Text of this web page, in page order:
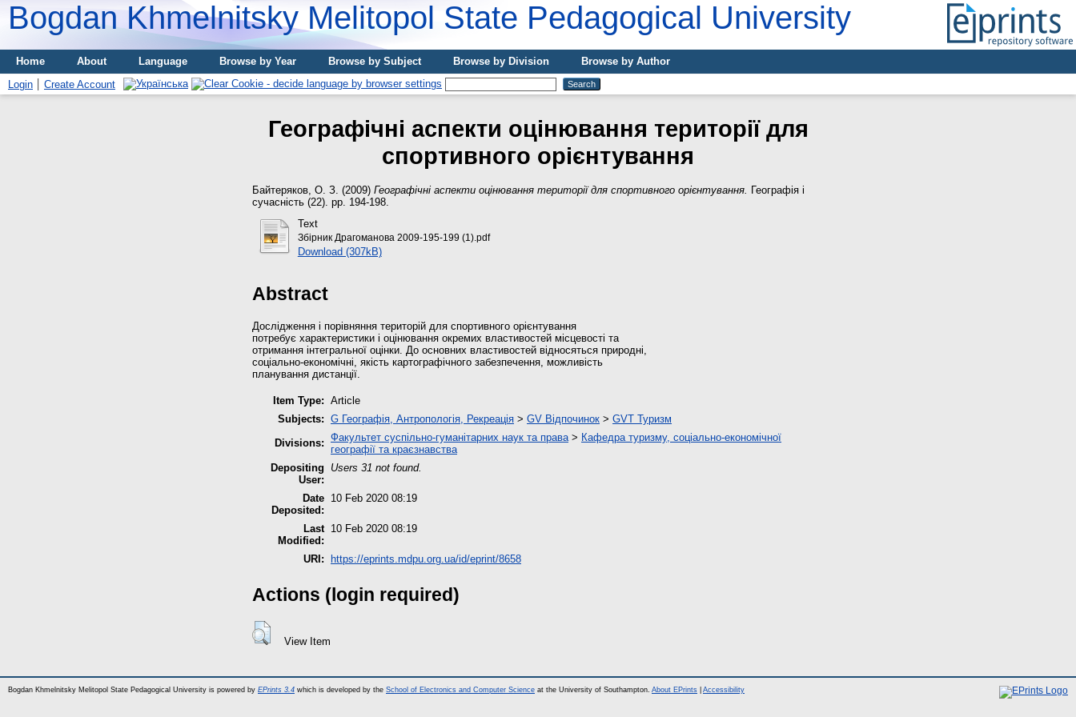
Bogdan Khmelnitsky Melitopol State Pedagogical University
Home About Language Browse by Year Browse by Subject Browse by Division
Browse by Author
Login
Create Account
Географічні аспекти оцінювання території для
спортивного орієнтування
Байтеряков, О. З. (2009) Географічні аспекти оцінювання території для спортивного орієнтування. Географія і
сучасність (22). pp. 194-198.
Text
Збірник Драгоманова 2009-195-199 (1).pdf
Download (307kB)
Abstract
Дослідження і порівняння територій для спортивного орієнтування
потребує характеристики і оцінювання окремих властивостей місцевості та
отримання інтегральної оцінки. До основних властивостей відносяться природні,
соціально-економічні, якість картографічного забезпечення, можливість
планування дистанції.
Item Type: Article
Subjects: G Географія, Антропологія, Рекреація > GV Відпочинок > GVT Туризм
Divisions: Факультет суспільно-гуманітарних наук та права> Кафедра туризму, соціально-економічної
географії та краєзнавства
Depositing
User:
Users 31 not found.
Date
Deposited:
10 Feb 2020 08:19
Last
Modified:
10 Feb 2020 08:19
URI: https://eprints.mdpu.org.ua/id/eprint/8658
Actions (login required)
View Item
Bogdan Khmelnitsky Melitopol State Pedagogical University is powered by EPrints 3.4 which is developed by the School of Electronics and Computer Science at the University of Southampton. About EPrints Accessibility